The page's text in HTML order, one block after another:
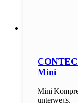
Mini
Mini
unterwegs.